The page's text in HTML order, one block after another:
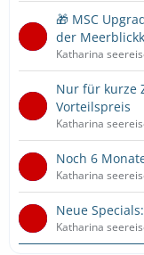
🎁 MSC
der
Katharina
Nur für kurze
Vorteilspreis
Katharina
Noch 6
Katharina
Neue
Katharina